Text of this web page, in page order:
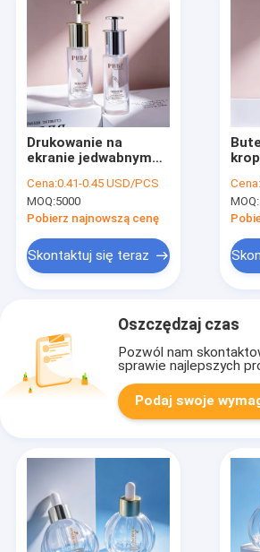
Drukowanie na
ekranie jedwabnym
surowicem oleju
trwałe opakowanie
zabezpieczone przed
eterycznych i
kosmetyków
Cena:0.41-0.45 USD/PCS
MOQ:5000
Pobierz najnowszą cenę
Skontaktuj się teraz
MOQ:
Oszczędzaj czas
Pozwól nam
sprawie najlepszych
Podaj swoje